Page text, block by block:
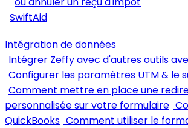
SwiftAid
Intégration de données
Intégrer Zeffy avec d'autres outils
Configurer les paramètres UTM & le
Comment mettre en place une
personnalisée sur votre formulaire
QuickBooks Comment utiliser le